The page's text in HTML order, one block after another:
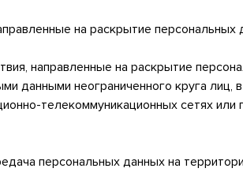
на раскрытие
направленные на раскрытие
данными неограниченного круга
телекоммуникационных сетях
персональных данных на